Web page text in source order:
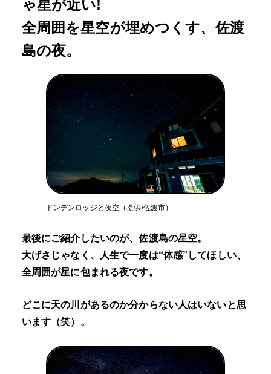
ゃ星が近い!
全周囲を星空が埋めつくす、佐渡
島の夜。
ドンデンロッジと夜空（提供/佐渡市）
最後にご紹介したいのが、佐渡島の星空。
大げさじゃなく、人生で一度は“体感”してほしい、
全周囲が星に包まれる夜です。
どこに天の川があるのか分からない人はいないと思
います（笑）。